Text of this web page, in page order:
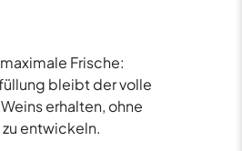
Frische:
bleibt der volle
erhalten, ohne
entwickeln.